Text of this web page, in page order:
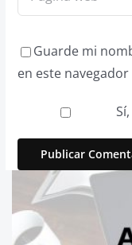
Guarde mi
en este